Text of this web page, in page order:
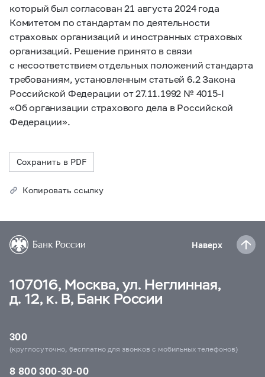
который был согласован 21 августа 2024 года
Комитетом по стандартам по деятельности
страховых организаций и иностранных страховых
организаций. Решение принято в связи
с несоответствием отдельных положений стандарта
требованиям, установленным статьей 6.2 Закона
Российской Федерации от 27.11.1992 № 4015-I
«Об организации страхового дела в Российской
Федерации».
Сохранить в PDF
Копировать ссылку
Наверх
107016, Москва, ул. Неглинная,
д. 12, к. В, Банк России
300
(круглосуточно, бесплатно для звонков с мобильных телефонов)
8 800 300-30-00